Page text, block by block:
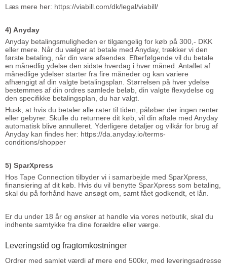
Læs mere her: https://viabill.com/dk/legal/viabill/
4) Anyday
Anyday betalingsmuligheden er tilgængelig for køb på 300,- DKK
eller mere. Når du vælger at betale med Anyday, trækker vi den
første betaling, når din vare afsendes. Efterfølgende vil du betale
en månedlig ydelse den sidste hverdag i hver måned. Antallet af
månedlige ydelser starter fra fire måneder og kan variere
afhængigt af din valgte betalingsplan. Størrelsen på hver ydelse
bestemmes af din ordres samlede beløb, din valgte flexydelse og
den specifikke betalingsplan, du har valgt.
Husk, at hvis du betaler alle rater til tiden, påløber der ingen renter
eller gebyrer. Skulle du returnere dit køb, vil din aftale med Anyday
automatisk blive annulleret. Yderligere detaljer og vilkår for brug af
Anyday kan findes her: https://da.anyday.io/terms-
conditions/shopper
5) SparXpress
Hos Tape Connection tilbyder vi i samarbejde med SparXpress,
finansiering af dit køb. Hvis du vil benytte SparXpress som betaling,
skal du på forhånd have ansøgt om, samt fået godkendt, et lån.
Er du under 18 år og ønsker at handle via vores netbutik, skal du
indhente samtykke fra dine forældre eller værge.
Leveringstid og fragtomkostninger
Ordrer med samlet værdi af mere end 500kr, med leveringsadresse